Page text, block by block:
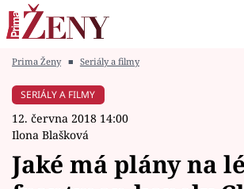
Módní alarm
Prima Ženy ■ Seriály a filmy
SERIÁLY A FILMY
12. června 2018 14:00
Ilona Blašková
Jaké má plány na